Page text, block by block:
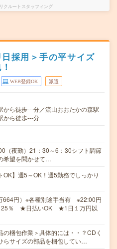
クルートスタッフィング
採用＞手の平サイズ
WEB登録OK 派遣
から徒歩---分／流山おおたかの森駅
から徒歩---分
（夜勤）21：30～6：30シフト調節
希望を聞かせて…
OK】週5～OK！週5勤務でしっかり
664円）※各種別途手当有 ※22:00円
125％ ★日払いOK ★1日１万円以
の梱包作業＞具体的には・・？CDく
らサイズの部品を梱包してい…